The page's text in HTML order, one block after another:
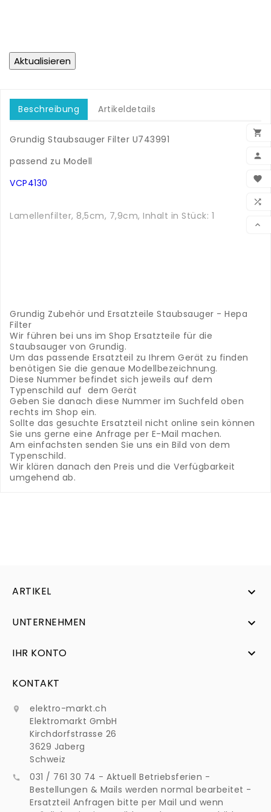





Beschreibung Artikeldetails
Grundig Staubsauger Filter U743991
passend zu Modell
VCP4130
Lamellenfilter, 8,5cm, 7,9cm, Inhalt in Stück: 1
Grundig Zubehör und Ersatzteile Staubsauger - Hepa
Filter
Wir führen bei uns im Shop Ersatzteile für die
Staubsauger von Grundig.
Um das passende Ersatzteil zu Ihrem Gerät zu finden
benötigen Sie die genaue Modellbezeichnung.
Diese Nummer befindet sich jeweils auf dem
Typenschild auf dem Gerät
Geben Sie danach diese Nummer im Suchfeld oben
rechts im Shop ein.
Sollte das gesuchte Ersatzteil nicht online sein können
Sie uns gerne eine Anfrage per E-Mail machen.
Am einfachsten senden Sie uns ein Bild von dem
Typenschild.
Wir klären danach den Preis und die Verfügbarkeit
umgehend ab.
ARTIKEL 
UNTERNEHMEN 
IHR KONTO 
KONTAKT

elektro-markt.ch
Elektromarkt GmbH
Kirchdorfstrasse 26
3629 Jaberg
Schweiz

031 / 761 30 74 - Aktuell Betriebsferien -
Bestellungen & Mails werden normal bearbeitet -
Ersatzteil Anfragen bitte per Mail und wenn